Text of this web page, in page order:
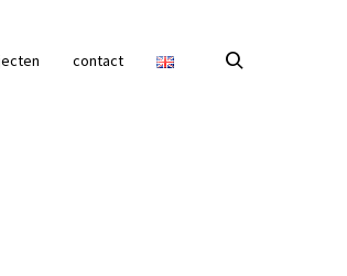
contact